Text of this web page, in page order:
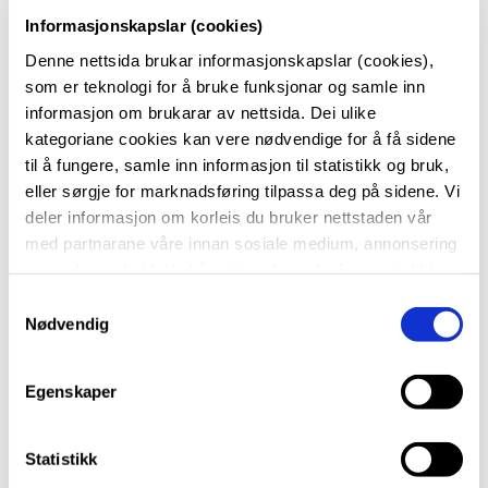
Informasjonskapslar (cookies)
Denne nettsida brukar informasjonskapslar (cookies),
som er teknologi for å bruke funksjonar og samle inn
informasjon om brukarar av nettsida. Dei ulike
kategoriane cookies kan vere nødvendige for å få sidene
til å fungere, samle inn informasjon til statistikk og bruk,
eller sørgje for marknadsføring tilpassa deg på sidene. Vi
deler informasjon om korleis du bruker nettstaden vår
med partnarane våre innan sosiale medium, annonsering
når du vil trekke samtykket ditt. Sjå meir om kva cookies
Nødvendig
Egenskaper
Statistikk
Rådgjevar for 10.- klasse har informasjon og hjelper til
med innsøkingsprosessen.
Ordninga krev at du har enkeltvedtak om
spesialundervisning.
Søknadsprosessen er todelt. Del 1: Send søknad via
"Vedleggsskjema"
som du finn her på heimesida til
. Du gjer dette saman med
Nemningane (HTA og HTH) på gruppene er dei du
søkjer til ved inntak til vidaregåande opplæring